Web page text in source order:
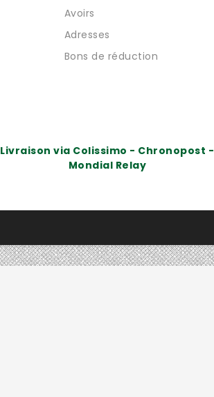
Avoirs
Adresses
Bons de réduction
Livraison via Colissimo - Chronopost -
Mondial Relay